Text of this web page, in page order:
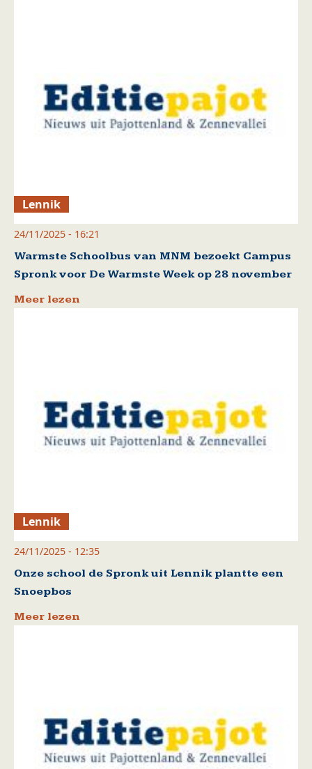
Lennik
24/11/2025 - 16:21
Warmste Schoolbus van MNM bezoekt Campus
Spronk voor De Warmste Week op 28 november
Meer lezen
Lennik
24/11/2025 - 12:35
Onze school de Spronk uit Lennik plantte een
Snoepbos
Meer lezen